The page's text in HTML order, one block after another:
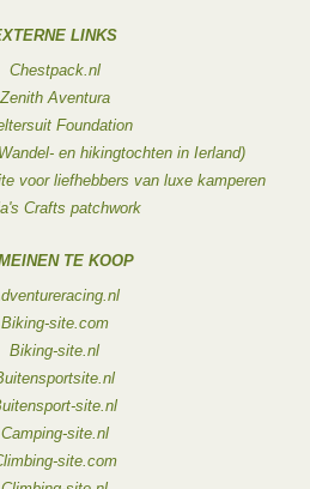
LINKS
Chestpack.nl
Zenith Aventura
Foundation
en hikingtochten in Ierland)
voor liefhebbers van luxe kamperen
Crafts patchwork
TE KOOP
Biking-site.com
Biking-site.nl
site.nl
Camping-site.nl
site.com